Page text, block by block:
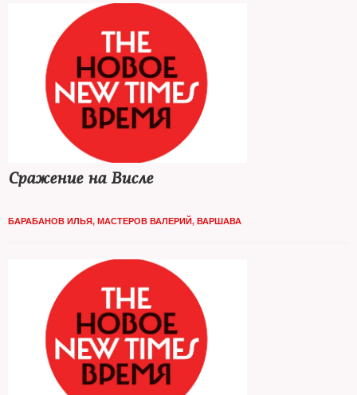
Сражение на Висле
БАРАБАНОВ ИЛЬЯ, МАСТЕРОВ ВАЛЕРИЙ, ВАРШАВА